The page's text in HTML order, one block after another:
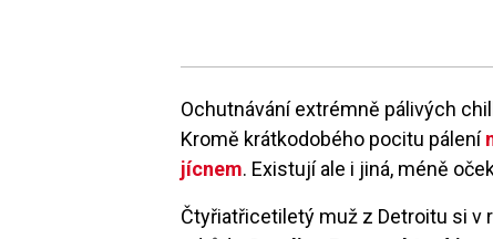
Ochutnávání extrémně pálivých
Kromě krátkodobého pocitu pálení
jícnem. Existují ale i jiná, méně
Čtyřiatřicetiletý muž z Detroitu si v